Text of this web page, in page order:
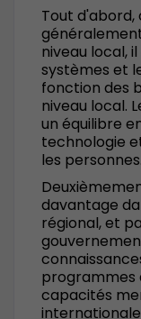
Tout
niveau local,
systèmes et
fonction des
niveau local.
un équilibre
technologie
les personnes.
davantage
régional, et
programmes
capacités